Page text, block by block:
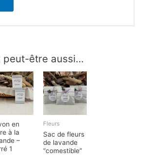
peut-être aussi…
en
à la
–
1
Fleurs
Sac de fleurs
de lavande
“comestible”